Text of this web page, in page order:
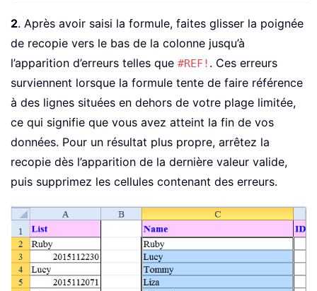
2. Après avoir saisi la formule, faites glisser la poignée
de recopie vers le bas de la colonne jusqu’à
l’apparition d’erreurs telles que #REF! . Ces erreurs
surviennent lorsque la formule tente de faire référence
à des lignes situées en dehors de votre plage limitée,
ce qui signifie que vous avez atteint la fin de vos
données. Pour un résultat plus propre, arrêtez la
recopie dès l’apparition de la dernière valeur valide,
puis supprimez les cellules contenant des erreurs.